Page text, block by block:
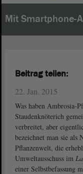
Mit Smartphone-
22. Jan. 2015
Was haben Ambrosia-
Staudenknöterich
verbreitet, aber
bezeichnet man sie
Pflanzenwelt, die
Umweltausschuss im
einer Selbstbefassung
Beitrag teilen: